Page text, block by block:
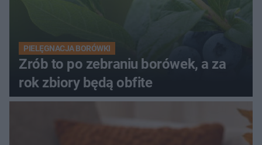
PIELĘGNACJA BORÓWKI
Zrób to po zebraniu borówek, a za
rok zbiory będą obfite